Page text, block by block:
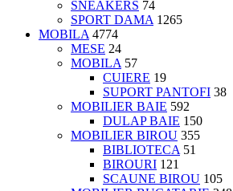
SNEAKERS 74
SPORT DAMA 1265
MOBILA 4774
MESE 24
MOBILA 57
CUIERE 19
SUPORT PANTOFI 38
MOBILIER BAIE 592
DULAP BAIE 150
MOBILIER BIROU 355
BIBLIOTECA 51
BIROURI 121
SCAUNE BIROU 105